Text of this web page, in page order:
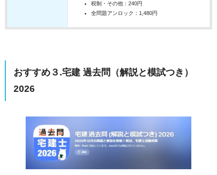
税制・その他：240円
全問題アンロック：1,480円
おすすめ３.宅建 過去問（解説と模試つき）
2026